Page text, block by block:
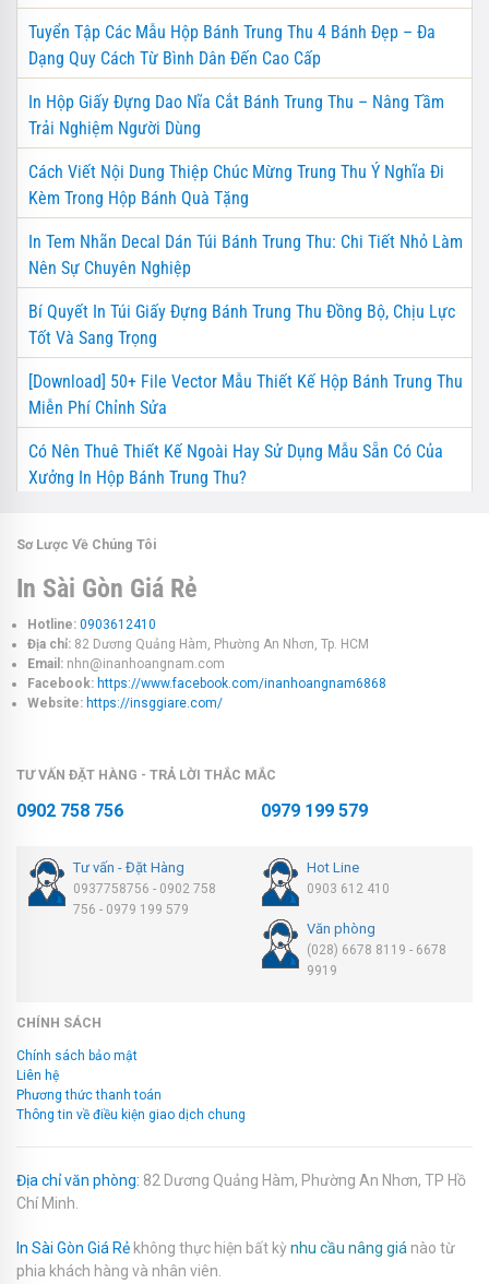
Tuyển Tập Các Mẫu Hộp Bánh Trung Thu 4 Bánh Đẹp – Đa
Dạng Quy Cách Từ Bình Dân Đến Cao Cấp
In Hộp Giấy Đựng Dao Nĩa Cắt Bánh Trung Thu – Nâng Tầm
Trải Nghiệm Người Dùng
Cách Viết Nội Dung Thiệp Chúc Mừng Trung Thu Ý Nghĩa Đi
Kèm Trong Hộp Bánh Quà Tặng
In Tem Nhãn Decal Dán Túi Bánh Trung Thu: Chi Tiết Nhỏ Làm
Nên Sự Chuyên Nghiệp
Bí Quyết In Túi Giấy Đựng Bánh Trung Thu Đồng Bộ, Chịu Lực
Tốt Và Sang Trọng
[Download] 50+ File Vector Mẫu Thiết Kế Hộp Bánh Trung Thu
Miễn Phí Chỉnh Sửa
Có Nên Thuê Thiết Kế Ngoài Hay Sử Dụng Mẫu Sẵn Có Của
Xưởng In Hộp Bánh Trung Thu?
Sơ Lược Về Chúng Tôi
In Sài Gòn Giá Rẻ
Hotline: 0903612410
Địa chỉ: 82 Dương Quảng Hàm, Phường An Nhơn, Tp. HCM
Email: nhn@inanhoangnam.com
Facebook: https://www.facebook.com/inanhoangnam6868
Website: https://insggiare.com/
TƯ VẤN ĐẶT HÀNG - TRẢ LỜI THẮC MẮC
0902 758 756 0979 199 579
Tư vấn - Đặt Hàng
0937758756 - 0902 758
756 - 0979 199 579
Hot Line
0903 612 410
Văn phòng
(028) 6678 8119 - 6678
9919
CHÍNH SÁCH
Chính sách bảo mật
Liên hệ
Phương thức thanh toán
Thông tin về điều kiện giao dịch chung
Địa chỉ văn phòng: 82 Dương Quảng Hàm, Phường An Nhơn, TP Hồ
Chí Minh.
In Sài Gòn Giá Rẻ không thực hiện bất kỳ nhu cầu nâng giá nào từ
phia khách hàng và nhân viên.